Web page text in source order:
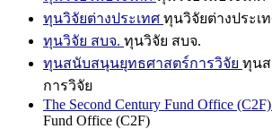
ทุนวิจัยต่างประเทศ ทุนวิจัยต่างประเ
ทุนวิจัย สบจ. ทุนวิจัย สบจ.
ทุนสนับสนุนยุทธศาสตร์การวิจัย ทุน
การวิจัย
The Second Century Fund Office (C2F)
Fund Office (C2F)